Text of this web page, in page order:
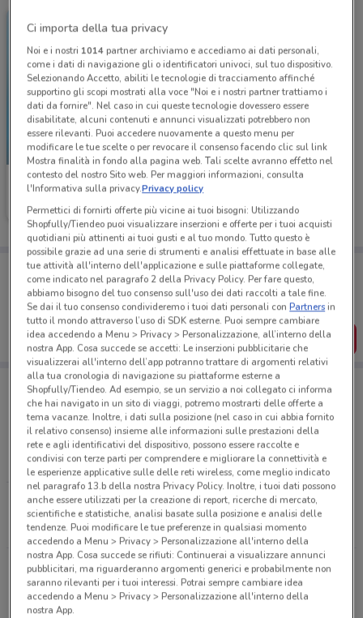
NUOVO
McDonald's
Scade il 23/08 4.1 km
Porta DoveConviene sempre con te!
Puoi trovare le migliori offerte dei negozi vicino a te,
salvarle e creare la tua lista del risparmio, comodamente
dal tuo cellulare.
SCARICA L’APP
Negozi di Novità a Cascina
LOACKER
Tutti i negozi
Volantini e offerte intorno a Cascina
Ci importa della tua privacy
Noi e i nostri 1014partner archiviamo e accediamo ai dati personali,
come i dati di navigazione gli o identificatori univoci, sul tuo dispositivo.
Selezionando Accetto, abiliti le tecnologie di tracciamento affinché
supportino gli scopi mostrati alla voce "Noi e i nostri partner trattiamo i
dati da fornire". Nel caso in cui queste tecnologie dovessero essere
disabilitate, alcuni contenuti e annunci visualizzati potrebbero non
essere rilevanti. Puoi accedere nuovamente a questo menu per
modificare le tue scelte o per revocare il consenso facendo clic sul link
Mostra finalità in fondo alla pagina web. Tali scelte avranno effetto nel
contesto del nostro Sito web. Per maggiori informazioni, consulta
l'Informativa sulla privacy.Privacy policy
Permettici di fornirti offerte più vicine ai tuoi bisogni: Utilizzando
Shopfully/Tiendeo puoi visualizzare inserzioni e offerte per i tuoi acquisti
quotidiani più attinenti ai tuoi gusti e al tuo mondo. Tutto questo è
possibile grazie ad una serie di strumenti e analisi effettuate in base alle
tue attività all'interno dell'applicazione e sulle piattaforme collegate,
come indicato nel paragrafo 2 della Privacy Policy. Per fare questo,
abbiamo bisogno del tuo consenso sull'uso dei dati raccolti a tale fine.
Se dai il tuo consenso condivideremo i tuoi dati personali conPartnersin
tutto il mondo attraverso l’uso di SDK esterne. Puoi sempre cambiare
idea accedendo a Menu > Privacy > Personalizzazione, all’interno della
nostra App. Cosa succede se accetti: Le inserzioni pubblicitarie che
visualizzerai all'interno dell’app potranno trattare di argomenti relativi
alla tua cronologia di navigazione su piattaforme esterne a
Shopfully/Tiendeo. Ad esempio, se un servizio a noi collegato ci informa
che hai navigato in un sito di viaggi, potremo mostrarti delle offerte a
tema vacanze. Inoltre, i dati sulla posizione (nel caso in cui abbia fornito
il relativo consenso) insieme alle informazioni sulle prestazioni della
rete e agli identificativi del dispositivo, possono essere raccolte e
condivisi con terze parti per comprendere e migliorare la connettività e
le esperienze applicative sulle delle reti wireless, come meglio indicato
nel paragrafo 13.b della nostra Privacy Policy. Inoltre, i tuoi dati possono
anche essere utilizzati per la creazione di report, ricerche di mercato,
scientifiche e statistiche, analisi basate sulla posizione e analisi delle
tendenze. Puoi modificare le tue preferenze in qualsiasi momento
accedendo a Menu > Privacy > Personalizzazione all'interno della
nostra App. Cosa succede se rifiuti: Continuerai a visualizzare annunci
pubblicitari, ma riguarderanno argomenti generici e probabilmente non
saranno rilevanti per i tuoi interessi. Potrai sempre cambiare idea
accedendo a Menu > Privacy > Personalizzazione all'interno della
nostra App.